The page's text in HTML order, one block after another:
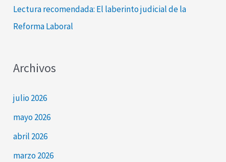
Lectura recomendada: El laberinto judicial de la
Reforma Laboral
Archivos
julio 2026
mayo 2026
abril 2026
marzo 2026